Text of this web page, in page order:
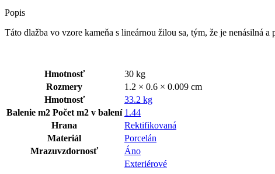
Popis
Táto dlažba vo vzore kameňa s lineárnou žilou sa, tým, že je nenásilná
Hmotnosť
30 kg
Rozmery
1.2 × 0.6 × 0.009 cm
Hmotnosť
33.2 kg
Balenie m2 Počet m2 v balení 1.44
Hrana
Rektifikovaná
Materiál
Porcelán
Mrazuvzdornosť
Áno
Exteriérové